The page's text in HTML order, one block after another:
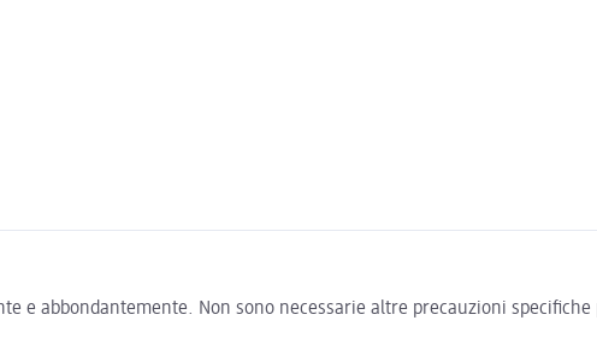
e abbondantemente. Non sono necessarie altre precauzioni